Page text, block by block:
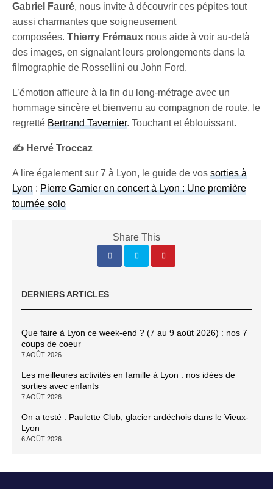
Gabriel Fauré, nous invite à découvrir ces pépites tout
aussi charmantes que soigneusement
composées.Thierry Frémaux nous aide à voir au-delà
des images, en signalant leurs prolongements dans la
filmographie de Rossellini ou John Ford.​
L’émotion affleure à la fin du long-métrage avec un
hommage sincère et bienvenu au compagnon de route, le
regrettéBertrand Tavernier. Touchant et éblouissant.
✍️ Hervé Troccaz
A lire également sur 7 à Lyon, le guide de vossorties à
Lyon :Pierre Garnier en concert à Lyon : Une première
tournée solo
Share This
DERNIERS ARTICLES
Que faire à Lyon ce week-end ? (7 au 9 août 2026) : nos 7
coups de coeur
7 AOÛT 2026
Les meilleures activités en famille à Lyon : nos idées de
sorties avec enfants
7 AOÛT 2026
On a testé : Paulette Club, glacier ardéchois dans le Vieux-
Lyon
6 AOÛT 2026